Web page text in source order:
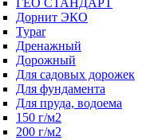
ГЕО СТАНДАРТ
Дорнит ЭКО
Typar
Дренажный
Дорожный
Для садовых дорожек
Для фундамента
Для пруда, водоема
150 г/м2
200 г/м2